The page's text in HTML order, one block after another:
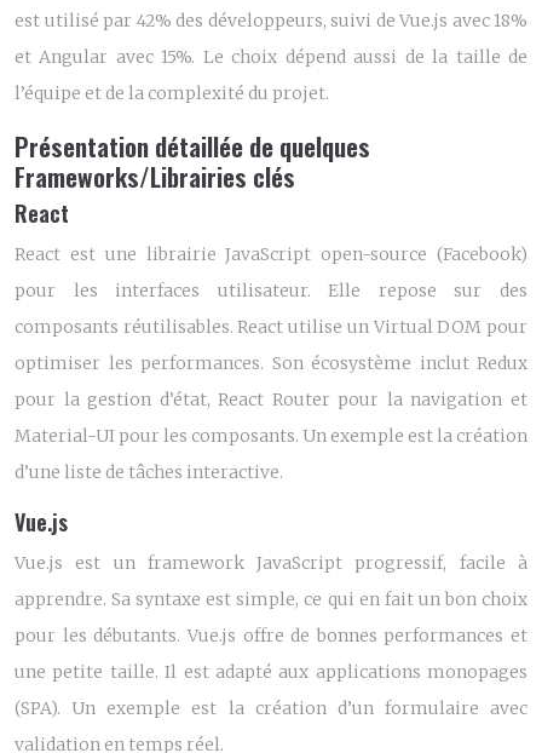
est utilisé par 42% des développeurs, suivi de Vue.js avec 18%
et Angular avec 15%. Le choix dépend aussi de la taille de
l’équipe et de la complexité du projet.
Présentation détaillée de quelques
Frameworks/Librairies clés
React
React est une librairie JavaScript open-source (Facebook)
pour les interfaces utilisateur. Elle repose sur des
composants réutilisables. React utilise un Virtual DOM pour
optimiser les performances. Son écosystème inclut Redux
pour la gestion d’état, React Router pour la navigation et
Material-UI pour les composants. Un exemple est la création
d’une liste de tâches interactive.
Vue.js
Vue.js est un framework JavaScript progressif, facile à
apprendre. Sa syntaxe est simple, ce qui en fait un bon choix
pour les débutants. Vue.js offre de bonnes performances et
une petite taille. Il est adapté aux applications monopages
(SPA). Un exemple est la création d’un formulaire avec
validation en temps réel.